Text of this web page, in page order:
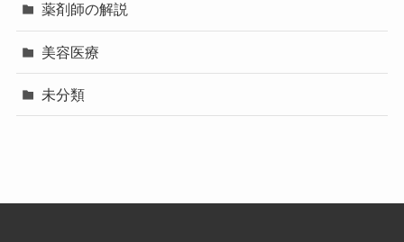
薬剤師の解説
美容医療
未分類